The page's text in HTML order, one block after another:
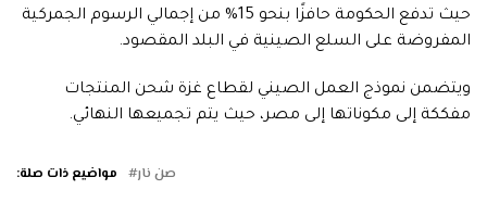
حيث تدفع الحكومة حافزًا بنحو 15% من إجمالي الرسوم الجمركية
المفروضة على السلع الصينية في البلد المقصود.
ويتضمن نموذج العمل الصيني لقطاع غزة شحن المنتجات
مفككة إلى مكوناتها إلى مصر، حيث يتم تجميعها النهائي.
مواضيع ذات صلة: صن نار